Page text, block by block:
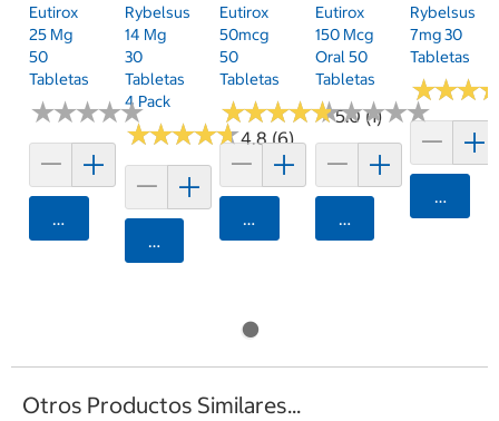
Eutirox
25 Mg
50
Tabletas
★★★★★
★★★★★
Agregar
Rybelsus
14 Mg
30
Tabletas
4 Pack
★★★★★
★★★★★4.8 (6)
Agregar
Eutirox
50mcg
50
Tabletas
★★★★★
★★★★★5.0 (1)
Agregar
Eutirox
150 Mcg
Oral 50
Tabletas
★★★★★
★★★★★
Agregar
Rybelsus
7mg 30
Tabletas
★★★
★★★
Otros Productos Similares...